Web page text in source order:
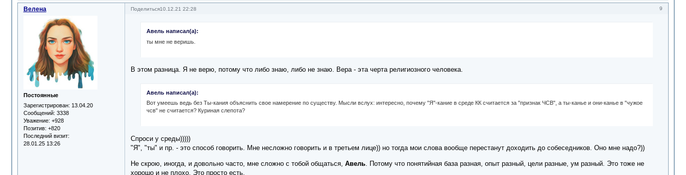
Поделиться 9
10.12.21 22:28
Велена
Постоянные
Зарегистрирован: 13.04.20
Сообщений: 3338
Уважение: +928
Позитив: +820
Последний визит:
28.01.25 13:26
Авель написал(а):
ты мне не веришь.
В этом разница. Я не верю, потому что либо знаю, либо не знаю. Вера - эта черта религиозного человека.
Авель написал(а):
Вот умеешь ведь без Ты-кания объяснить свое намерение по существу. Мысли вслух: интересно, почему "Я"-кание в среде КК считается за "признак ЧСВ", а ты-канье и они-канье в "чужое
чсв" не считается? Куриная слепота?
Спроси у среды)))))
"Я", "ты" и пр. - это способ говорить. Мне несложно говорить и в третьем лице)) но тогда мои слова вообще перестанут доходить до собеседников. Оно мне надо?))
Не скрою, иногда, и довольно часто, мне сложно с тобой общаться, Авель. Потому что понятийная база разная, опыт разный, цели разные, ум разный. Это тоже не
хорошо и не плохо. Это просто есть.